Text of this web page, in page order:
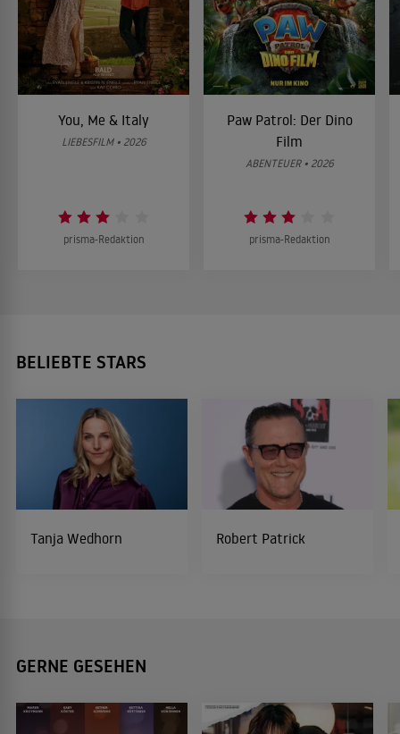
You, Me & Italy
LIEBESFILM • 2026
prisma-Redaktion
Paw Patrol: Der Dino
Film
ABENTEUER • 2026
prisma-Redaktion
BELIEBTE STARS
Tanja Wedhorn Robert Patrick
GERNE GESEHEN